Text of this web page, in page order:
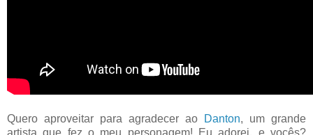
Quero aproveitar para agradecer ao Danton, um grande
artista que fez o meu personagem! Eu adorei, e vocês?